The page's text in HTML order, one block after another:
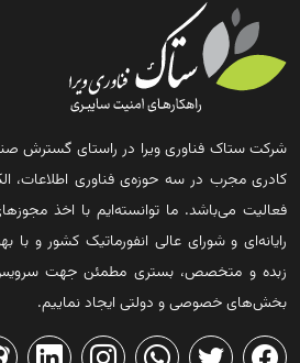
کادری مجرب در سه حوزه‌ی فناوری اطلاعات،
فعالیت می‌باشد. ما توانسته‌ایم با اخذ
رایانه‌ای و شورای عالی انفورماتیک کشور و با
زبده و متخصص، بستری مطمئن جهت
بخش‌های خصوصی و دولتی ایجاد نماییم.